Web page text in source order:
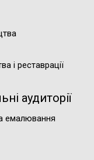
і реставрації
аудиторії
емалювання